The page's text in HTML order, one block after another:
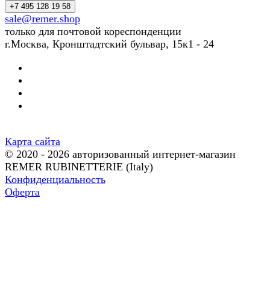
+7 495 128 19 58
sale@remer.shop
только для почтовой кореспонденции
г.Москва, Кронштадтский бульвар, 15к1 - 24
Карта сайта
© 2020 - 2026 авторизованный интернет-магазин
REMER RUBINETTERIE (Italy)
Конфиденциальность
Оферта